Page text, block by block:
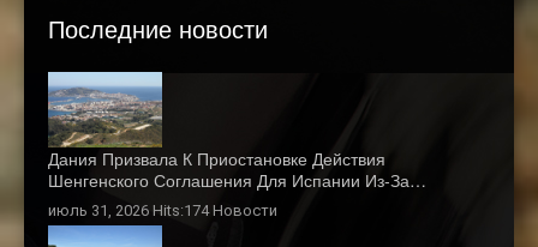
Последние новости
Дания Призвала К Приостановке Действия
Шенгенского Соглашения Для Испании Из-За…
июль 31, 2026 Hits:174 Новости